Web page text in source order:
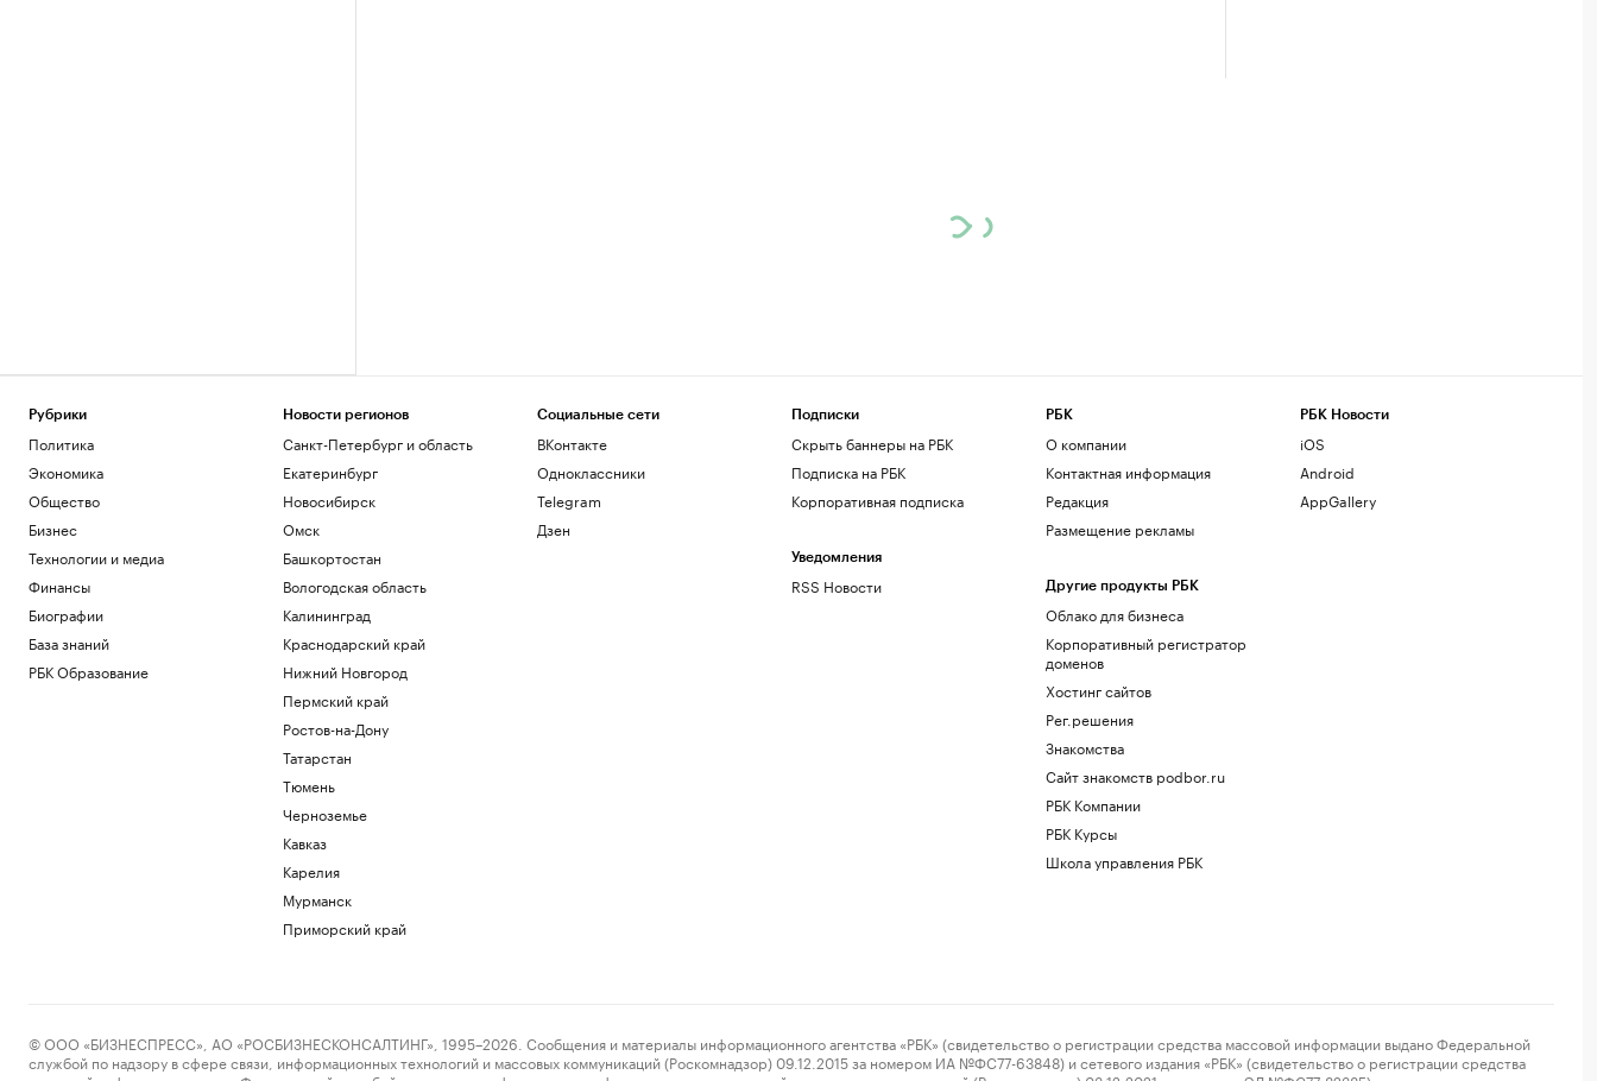
Рубрики
Политика
Экономика
Общество
Бизнес
Технологии и медиа
Финансы
Биографии
База знаний
РБК Образование
Новости регионов
Санкт-Петербург и область
Екатеринбург
Новосибирск
Омск
Башкортостан
Вологодская область
Калининград
Краснодарский край
Нижний Новгород
Пермский край
Ростов-на-Дону
Татарстан
Тюмень
Черноземье
Кавказ
Карелия
Мурманск
Приморский край
Социальные сети
ВКонтакте
Одноклассники
Telegram
Дзен
Подписки
Скрыть баннеры на РБК
Подписка на РБК
Корпоративная подписка
Уведомления
RSS Новости
РБК
О компании
Контактная информация
Редакция
Размещение рекламы
Другие продукты РБК
Облако для бизнеса
Корпоративный регистратор
доменов
Хостинг сайтов
Рег.решения
Знакомства
Сайт знакомств podbor.ru
РБК Компании
РБК Курсы
Школа управления РБК
РБК Новости
iOS
Android
AppGallery
© ООО «БИЗНЕСПРЕСС», АО «РОСБИЗНЕСКОНСАЛТИНГ», 1995–2026. Сообщения и материалы информационного агентства «РБК» (свидетельство о регистрации средства массовой информации выдано Федеральной
службой по надзору в сфере связи, информационных технологий и массовых коммуникаций (Роскомнадзор) 09.12.2015 за номером ИА №ФС77-63848) и сетевого издания «РБК» (свидетельство о регистрации средства